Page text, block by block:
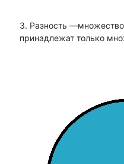
3. Разность
принадлежат только